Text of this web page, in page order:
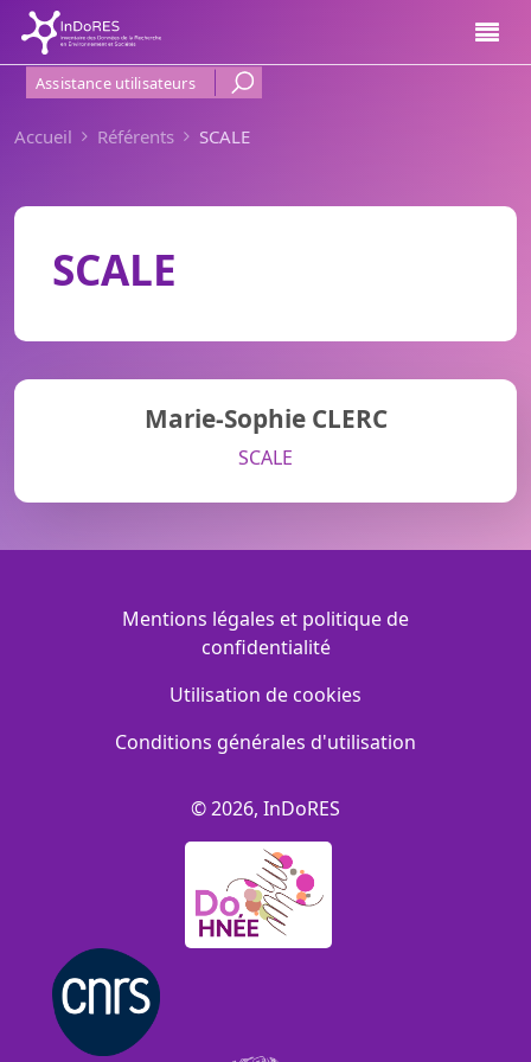
Aller au contenu principal
Menu Haut de page
Assistance utilisateurs
Accueil Référents SCALE
SCALE
Marie-Sophie CLERC
SCALE
Menu Footer
Mentions légales et politique de
confidentialité
Utilisation de cookies
Conditions générales d'utilisation
© 2026, InDoRES